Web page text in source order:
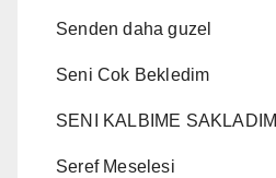
Senden daha guzel
Seni Cok Bekledim
SENI KALBIME SAKLADIM
Seref Meselesi